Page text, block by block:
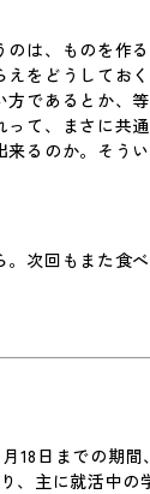
は、ものを作
をどうしてお
であるとか、
て、まさに共
るのか。そう
次回もまた食
18日までの期間
、主に就活中の